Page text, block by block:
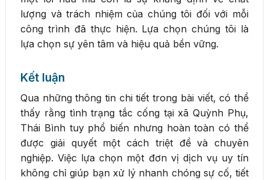
lượng và trách nhiệm của chúng tôi đối với mỗi
công trình đã thực hiện. Lựa chọn chúng tôi là
lựa chọn sự yên tâm và hiệu quả bền vững.
Kết luận
Qua những thông tin chi tiết trong bài viết, có thể
thấy rằng tình trạng tắc cống tại xã Quỳnh Phụ,
Thái Bình tuy phổ biến nhưng hoàn toàn có thể
được giải quyết một cách triệt để và chuyên
nghiệp. Việc lựa chọn một đơn vị dịch vụ uy tín
không chỉ giúp bạn xử lý nhanh chóng sự cố, tiết